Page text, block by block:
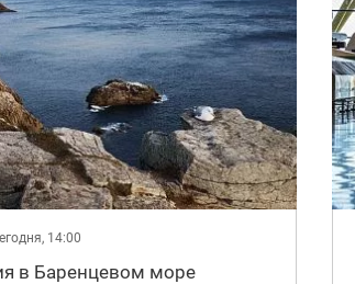
14:00
в Баренцевом море